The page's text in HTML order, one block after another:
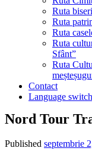
Ruta
Ruta
Ruta
Ruta
Sfânt”
Ruta
Contact
Language
Nord Tour
Published septembrie